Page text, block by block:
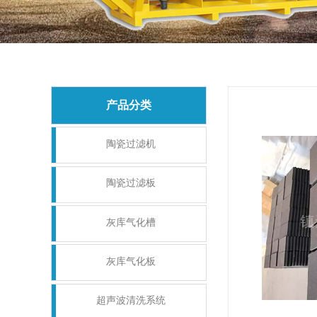
产品分类
陶瓷过滤机
陶瓷过滤板
灰库气化槽
灰库气化板
超声波清洗系统